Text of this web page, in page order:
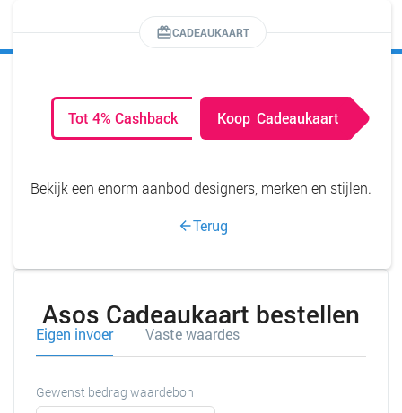
CADEAUKAART
Tot 4% Cashback Koop Cadeaukaart
Bekijk een enorm aanbod designers, merken en stijlen.
Terug
Asos Cadeaukaart bestellen
Eigen invoer Vaste waardes
Gewenst bedrag waardebon